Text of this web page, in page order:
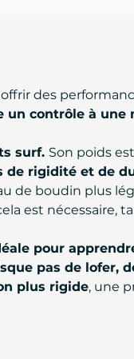
des
un contrôle à une
surf. Son poids
de rigidité et de
de boudin plus
est nécessaire,
pour
pas de lofer,
plus rigide, une